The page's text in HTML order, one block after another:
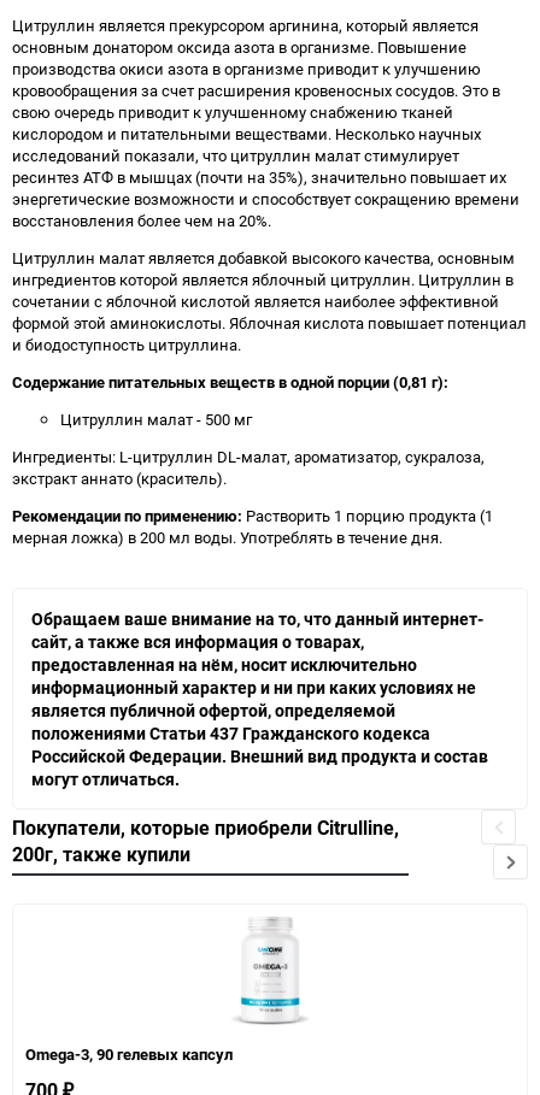
Цитруллин является прекурсором аргинина, который является
основным донатором оксида азота в организме. Повышение
производства окиси азота в организме приводит к улучшению
кровообращения за счет расширения кровеносных сосудов. Это в
свою очередь приводит к улучшенному снабжению тканей
кислородом и питательными веществами. Несколько научных
исследований показали, что цитруллин малат стимулирует
ресинтез АТФ в мышцах (почти на 35%), значительно повышает их
энергетические возможности и способствует сокращению времени
восстановления более чем на 20%.
Цитруллин малат является добавкой высокого качества, основным
ингредиентов которой является яблочный цитруллин. Цитруллин в
сочетании с яблочной кислотой является наиболее эффективной
формой этой аминокислоты. Яблочная кислота повышает потенциал
и биодоступность цитруллина.
Содержание питательных веществ в одной порции (0,81 г):
Цитруллин малат - 500 мг
Ингредиенты: L-цитруллин DL-малат, ароматизатор, сукралоза,
экстракт аннато (краситель).
Рекомендации по применению: Растворить 1 порцию продукта (1
мерная ложка) в 200 мл воды. Употреблять в течение дня.
Обращаем ваше внимание на то, что данный интернет-
сайт, а также вся информация о товарах,
предоставленная на нём, носит исключительно
информационный характер и ни при каких условиях не
является публичной офертой, определяемой
положениями Статьи 437 Гражданского кодекса
Российской Федерации. Внешний вид продукта и состав
могут отличаться.
Покупатели, которые приобрели Citrulline,
200г, также купили
Omega-3, 90 гелевых капсул
₽